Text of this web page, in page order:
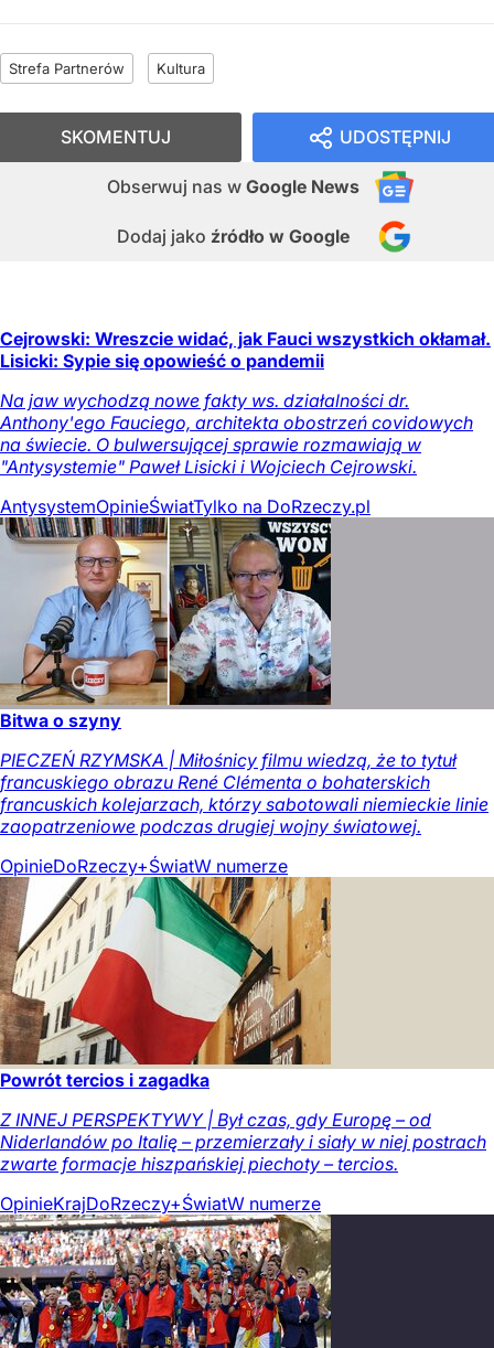
Strefa Partnerów Kultura
UDOSTĘPNIJ
Obserwuj nas w Google News
Dodaj jako źródło w Google
SKOMENTUJ
Cejrowski: Wreszcie widać, jak Fauci wszystkich okłamał.
Lisicki: Sypie się opowieść o pandemii
Na jaw wychodzą nowe fakty ws. działalności dr.
Anthony'ego Fauciego, architekta obostrzeń covidowych
na świecie. O bulwersującej sprawie rozmawiają w
"Antysystemie" Paweł Lisicki i Wojciech Cejrowski.
AntysystemOpinieŚwiatTylko na DoRzeczy.pl
Bitwa o szyny
PIECZEŃ RZYMSKA | Miłośnicy filmu wiedzą, że to tytuł
francuskiego obrazu René Clémenta o bohaterskich
francuskich kolejarzach, którzy sabotowali niemieckie linie
zaopatrzeniowe podczas drugiej wojny światowej.
OpinieDoRzeczy+ŚwiatW numerze
Powrót tercios i zagadka
Z INNEJ PERSPEKTYWY | Był czas, gdy Europę – od
Niderlandów po Italię – przemierzały i siały w niej postrach
zwarte formacje hiszpańskiej piechoty – tercios.
OpinieKrajDoRzeczy+ŚwiatW numerze